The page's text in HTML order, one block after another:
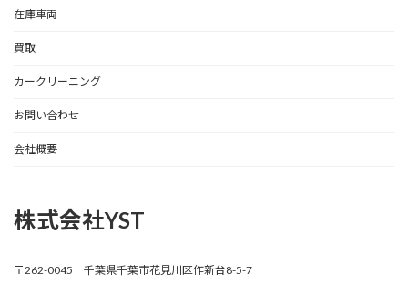
在庫車両
買取
カークリーニング
お問い合わせ
会社概要
株式会社YST
〒262-0045 千葉県千葉市花見川区作新台8-5-7